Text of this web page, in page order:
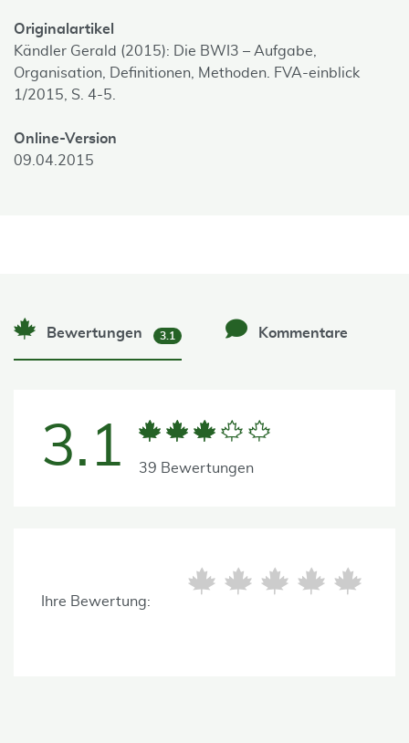
Originalartikel
Kändler Gerald (2015): Die BWI3 – Aufgabe,
Organisation, Definitionen, Methoden. FVA-einblick
1/2015, S. 4-5.
Online-Version
09.04.2015
Bewertungen 3.1 Kommentare
3.1 39 Bewertungen
Ihre Bewertung: